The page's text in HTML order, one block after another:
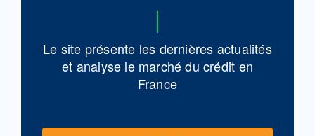
Le site présente les dernières actualités
et analyse le marché du crédit en
France